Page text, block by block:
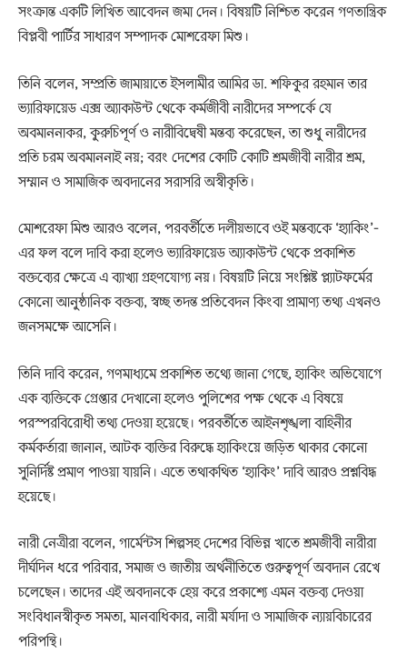
সংক্রান্ত একটি লিখিত আবেদন জমা দেন। বিষয়টি নিশ্চিত করেন গণতান্ত্রিক
বিপ্লবী পার্টির সাধারণ সম্পাদক মোশরেফা মিশু।
তিনি বলেন, সম্প্রতি জামায়াতে ইসলামীর আমির ডা. শফিকুর রহমান তার
ভ্যারিফায়েড এক্স অ্যাকাউন্ট থেকে কর্মজীবী নারীদের সম্পর্কে যে
অবমাননাকর, কুরুচিপূর্ণ ও নারীবিদ্বেষী মন্তব্য করেছেন, তা শুধু নারীদের
প্রতি চরম অবমাননাই নয়; বরং দেশের কোটি কোটি শ্রমজীবী নারীর শ্রম,
সম্মান ও সামাজিক অবদানের সরাসরি অস্বীকৃতি।
মোশরেফা মিশু আরও বলেন, পরবর্তীতে দলীয়ভাবে ওই মন্তব্যকে ‘হ্যাকিং’-
এর ফল বলে দাবি করা হলেও ভ্যারিফায়েড অ্যাকাউন্ট থেকে প্রকাশিত
বক্তব্যের ক্ষেত্রে এ ব্যাখ্যা গ্রহণযোগ্য নয়। বিষয়টি নিয়ে সংশ্লিষ্ট প্ল্যাটফর্মের
কোনো আনুষ্ঠানিক বক্তব্য, স্বচ্ছ তদন্ত প্রতিবেদন কিংবা প্রামাণ্য তথ্য এখনও
জনসমক্ষে আসেনি।
তিনি দাবি করেন, গণমাধ্যমে প্রকাশিত তথ্যে জানা গেছে, হ্যাকিং অভিযোগে
এক ব্যক্তিকে গ্রেপ্তার দেখানো হলেও পুলিশের পক্ষ থেকে এ বিষয়ে
পরস্পরবিরোধী তথ্য দেওয়া হয়েছে। পরবর্তীতে আইনশৃঙ্খলা বাহিনীর
কর্মকর্তারা জানান, আটক ব্যক্তির বিরুদ্ধে হ্যাকিংয়ে জড়িত থাকার কোনো
সুনির্দিষ্ট প্রমাণ পাওয়া যায়নি। এতে তথাকথিত ‘হ্যাকিং’ দাবি আরও প্রশ্নবিদ্ধ
হয়েছে।
নারী নেত্রীরা বলেন, গার্মেন্টস শিল্পসহ দেশের বিভিন্ন খাতে শ্রমজীবী নারীরা
দীর্ঘদিন ধরে পরিবার, সমাজ ও জাতীয় অর্থনীতিতে গুরুত্বপূর্ণ অবদান রেখে
চলেছেন। তাদের এই অবদানকে হেয় করে প্রকাশ্যে এমন বক্তব্য দেওয়া
সংবিধানস্বীকৃত সমতা, মানবাধিকার, নারী মর্যাদা ও সামাজিক ন্যায়বিচারের
পরিপন্থি।